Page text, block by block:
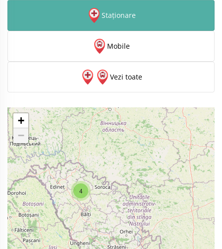
Staționare
Mobile
Vezi toate
4
+
−